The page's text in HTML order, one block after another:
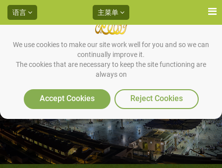
We use cookies to make our site work well for you and so we can
continually improve it.
The cookies that are necessary to keep the site functioning are
always on
Accept Cookies Reject Cookies
语言 主菜单
思考安拉的恩典